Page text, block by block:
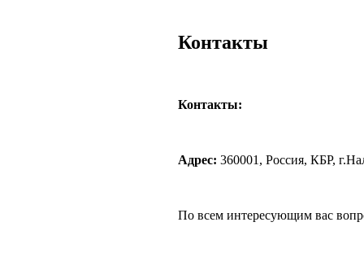
Контакты
Контакты:
Адрес: 360001,
По всем интересующим вас